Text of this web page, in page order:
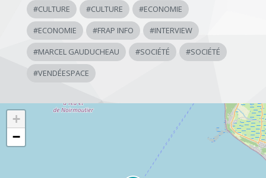
#CULTURE #CULTURE #ECONOMIE
#ECONOMIE #FRAP INFO #INTERVIEW
#MARCEL GAUDUCHEAU #SOCIÉTÉ #SOCIÉTÉ
#VENDÉESPACE
+
−